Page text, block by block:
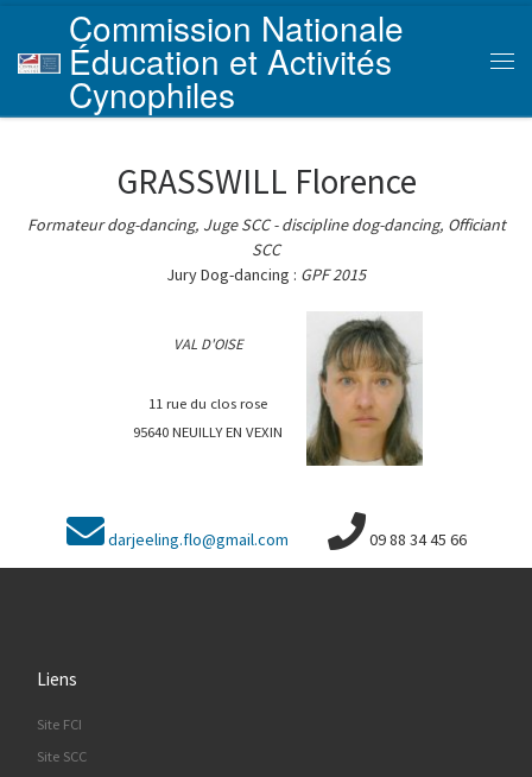
Skip to content
Commission Nationale
Éducation et Activités
Cynophiles
GRASSWILL Florence
Formateur dog-dancing, Juge SCC - discipline dog-dancing, Officiant
SCC
Jury Dog-dancing : GPF 2015
VAL D'OISE
11 rue du clos rose
95640 NEUILLY EN VEXIN
darjeeling.flo@gmail.com 09 88 34 45 66
Liens
Site FCI
Site SCC